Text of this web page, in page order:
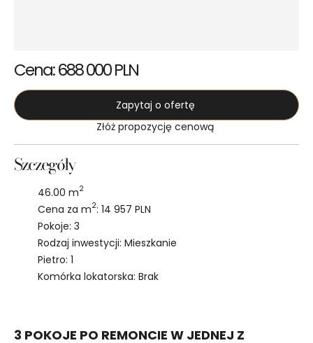
Cena: 688 000 PLN
Zapytaj o ofertę
Złóż propozycję cenową
Szczegóły
46.00 m2
Cena za m2: 14 957 PLN
Pokoje: 3
Rodzaj inwestycji: Mieszkanie
Pietro: 1
Komórka lokatorska: Brak
3 POKOJE PO REMONCIE W JEDNEJ Z